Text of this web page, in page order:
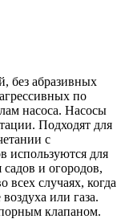
без абразивных
по
насоса. Насосы
Подходят для
с
используются для
и огородов,
всех случаях, когда
или газа.
клапаном.